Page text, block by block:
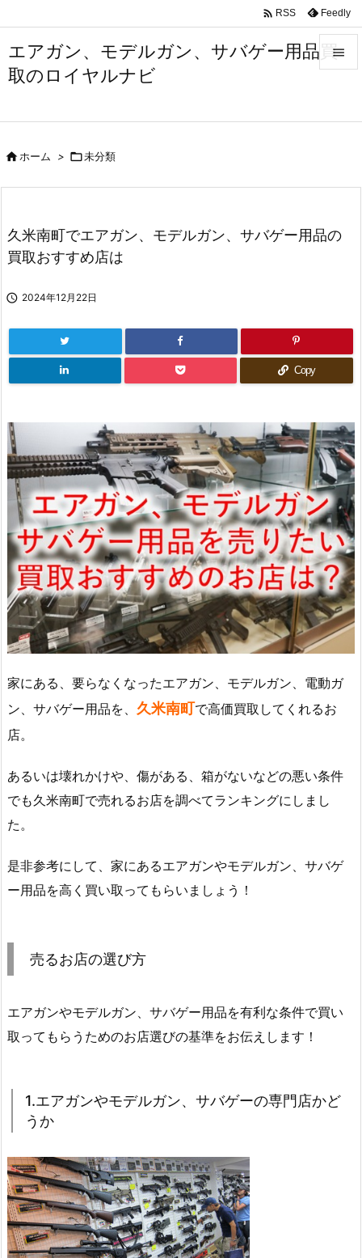
エアガン、モデルガン、サバゲー用品買
取のロイヤルナビ


前へ
 RSS Feedly
ホーム > 未分類
久米南町でエアガン、モデルガン、サバゲー用品の
買取おすすめ店は
 2024年12月22日
Copy
家にある、要らなくなったエアガン、モデルガン、電動ガ
ン、サバゲー用品を、 久米南町で高価買取してくれるお
店。
あるいは壊れかけや、傷がある、箱がないなどの悪い条件
でも久米南町で売れるお店を調べてランキングにしまし
た。
是非参考にして、家にあるエアガンやモデルガン、サバゲ
ー用品を高く買い取ってもらいましょう！
売るお店の選び方
エアガンやモデルガン、サバゲー用品を有利な条件で買い
取ってもらうためのお店選びの基準をお伝えします！
1.エアガンやモデルガン、サバゲーの専門店かど
うか